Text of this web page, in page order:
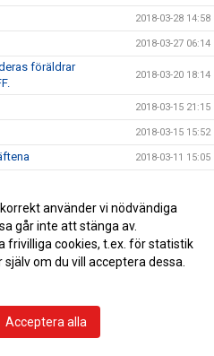
2018-03-28 14:58
2018-03-27 06:14
föräldrar
2018-03-20 18:14
2018-03-15 21:15
2018-03-15 15:52
2018-03-11 15:05
2018-02-28 11:09
2018-02-23 08:23
2018-02-19 19:57
föräldrar
använder vi nödvändiga
går inte att stänga av.
frivilliga cookies, t.ex. för statistik
om du vill acceptera dessa.
Acceptera alla